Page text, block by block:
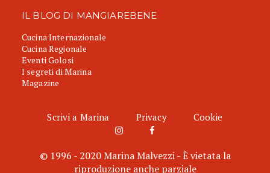
IL BLOG DI MANGIAREBENE
Cucina Internazionale
Cucina Regionale
Eventi Golosi
I segreti di Marina
Magazine
Scrivi a Marina Privacy Cookie
© 1996 - 2020 Marina Malvezzi - È vietata la
riproduzione anche parziale